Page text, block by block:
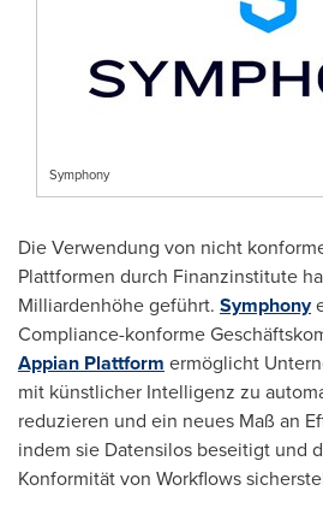
Symphony
Die Verwendung von nicht
Plattformen durch Finanzinstitute
Milliardenhöhe geführt. Symphony
Compliance-konforme
Appian Plattform ermöglicht
mit künstlicher Intelligenz zu
reduzieren und ein neues Maß an
indem sie Datensilos beseitigt und
Konformität von Workflows